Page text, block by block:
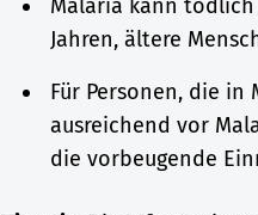
Malaria kann
Jahren, ältere
Für Personen, die in
ausreichend vor
die vorbeugende